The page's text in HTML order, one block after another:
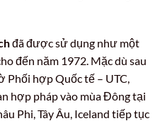
đã được sử dụng như một
đến năm 1972. Mặc dù sau
Phối hợp Quốc tế – UTC,
hợp pháp vào mùa Đông tại
Phi, Tây Âu, Iceland tiếp tục